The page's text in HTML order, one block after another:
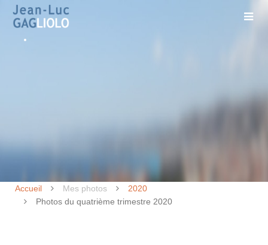
Accueil Mes photos
2020
Photos du quatrième trimestre 2020